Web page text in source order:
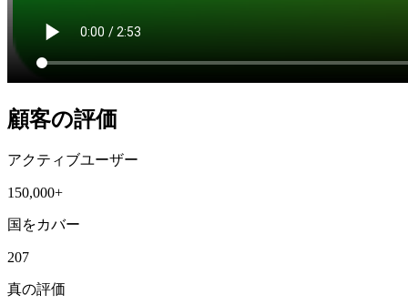
顧客の評価
アクティブユーザー
150,000+
国をカバー
207
真の評価